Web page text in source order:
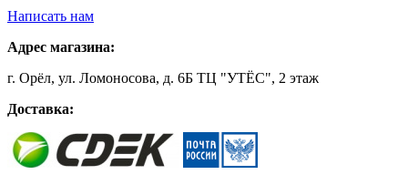
Написать нам
Адрес магазина:
г. Орёл, ул. Ломоносова, д. 6Б ТЦ "УТЁС", 2 этаж
Доставка: